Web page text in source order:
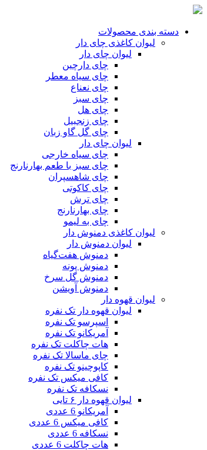
دسته بندی محصولات
لیوان کاغذی چای دار
لیوان چای دار
چای دارچین
چای سیاه معطر
چای نعناع
چای سبز
چای هل
چای زنجبیل
چای گل گاو زبان
لیوان چای دار
چای سیاه خارجی
چای سبز با طعم بهارنارنج
چای شاهسپران
چای کاکوتی
چای ترش
چای بهارنارنج
چای به لیمو
لیوان کاغذی دمنوش دار
لیوان دمنوش دار
دمنوش ‌هفت‌گیاه
دمنوش پونه
دمنوش گل سرخ
دمنوش آویشن
لیوان قهوه دار
لیوان قهوه دار تک نفره
اسپرسو تک نفره
آمریکانو تک نفره
هات چاکلت تک نفره
چای ماسالا تک نفره
کاپوچینو تک نفره
کافی میکس تک نفره
نسکافه تک نفره
لیوان قهوه دار ۶ تایی
آمریکانو 6 عددی
کافی میکس 6 عددی
نسکافه 6 عددی
هات چاکلت 6 عددی